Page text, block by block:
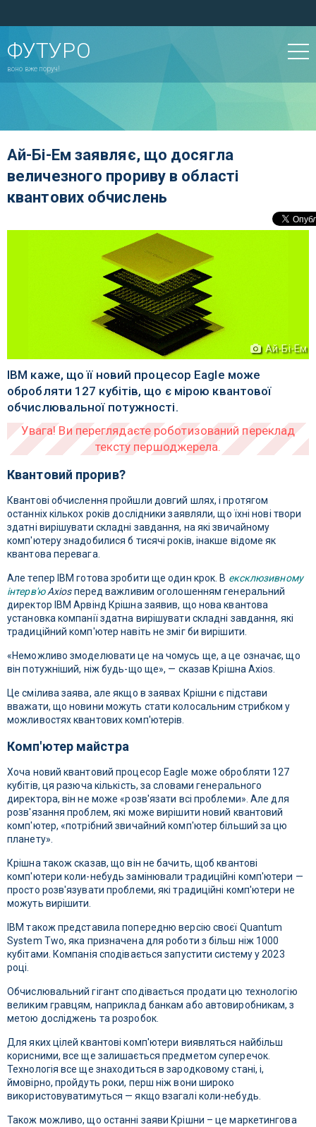
ФУТУРО
воно вже поруч!
Ай-Бі-Ем заявляє, що досягла
величезного прориву в області
квантових обчислень
Ай-Бі-Ем
IBM каже, що її новий процесор Eagle може
обробляти 127 кубітів, що є мірою квантової
обчислювальної потужності.
Квантовий прорив?
Квантові обчислення пройшли довгий шлях, і протягом
останніх кількох років дослідники заявляли, що їхні нові твори
здатні вирішувати складні завдання, на які звичайному
комп'ютеру знадобилися б тисячі років, інакше відоме як
квантова перевага.
Але тепер IBM готова зробити ще один крок. В ексклюзивному
інтерв'юAxiosперед важливим оголошенням генеральний
директор IBM Арвінд Крішна заявив, що нова квантова
установка компанії здатна вирішувати складні завдання, які
традиційний комп'ютер навіть не зміг би вирішити.
«Неможливо змоделювати це на чомусь ще, а це означає, що
він потужніший, ніж будь-що ще», — сказав Крішна Axios.
Це смілива заява, але якщо в заявах Крішни є підстави
вважати, що новини можуть стати колосальним стрибком у
можливостях квантових комп'ютерів.
Комп'ютер майстра
Хоча новий квантовий процесор Eagle може обробляти 127
кубітів, ця разюча кількість, за словами генерального
директора, він не може «розв'язати всі проблеми». Але для
розв'язання проблем, які може вирішити новий квантовий
комп'ютер, «потрібний звичайний комп'ютер більший за цю
планету».
Крішна також сказав, що він не бачить, щоб квантові
комп'ютери коли-небудь замінювали традиційні комп'ютери —
просто розв'язувати проблеми, які традиційні комп'ютери не
можуть вирішити.
IBM також представила попередню версію своєї Quantum
System Two, яка призначена для роботи з більш ніж 1000
кубітами. Компанія сподівається запустити систему у 2023
році.
Обчислювальний гігант сподівається продати цю технологію
великим гравцям, наприклад банкам або автовиробникам, з
метою досліджень та розробок.
Для яких цілей квантові комп'ютери виявляться найбільш
корисними, все ще залишається предметом суперечок.
Технологія все ще знаходиться в зародковому стані, і,
ймовірно, пройдуть роки, перш ніж вони широко
використовуватимуться — якщо взагалі коли-небудь.
Також можливо, що останні заяви Крішни – це маркетингова